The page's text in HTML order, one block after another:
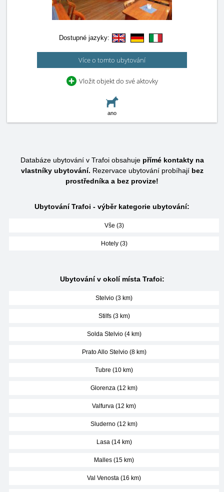
Dostupné jazyky:
Více o tomto ubytování
Vložit objekt do své aktovky
ano
Databáze ubytování v Trafoi obsahuje přímé kontakty na
vlastníky ubytování. Rezervace ubytování probíhají bez
prostředníka a bez provize!
Ubytování Trafoi - výběr kategorie ubytování:
Vše (3)
Hotely (3)
Ubytování v okolí místa Trafoi:
Stelvio (3 km)
Stilfs (3 km)
Solda Stelvio (4 km)
Prato Allo Stelvio (8 km)
Tubre (10 km)
Glorenza (12 km)
Valfurva (12 km)
Sluderno (12 km)
Lasa (14 km)
Malles (15 km)
Val Venosta (16 km)